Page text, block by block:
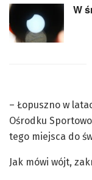
W
– Łopuszno w
Ośrodku
tego miejsca do
Jak mówi wójt,